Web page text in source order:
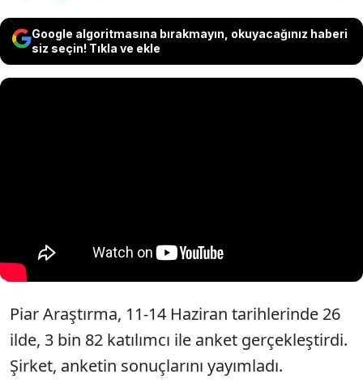
Google algoritmasına bırakmayın, okuyacağınız haberi
siz seçin! Tıkla ve ekle
Piar Araştırma, 11-14 Haziran tarihlerinde 26
ilde, 3 bin 82 katılımcı ile anket gerçekleştirdi.
Şirket, anketin sonuçlarını yayımladı.